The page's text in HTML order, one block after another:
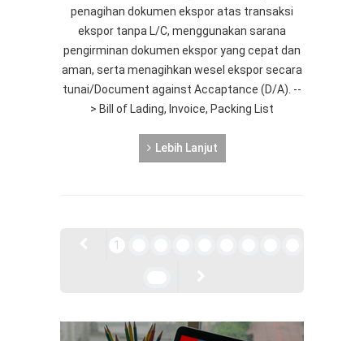
penagihan dokumen ekspor atas transaksi
ekspor tanpa L/C, menggunakan sarana
pengirminan dokumen ekspor yang cepat dan
aman, serta menagihkan wesel ekspor secara
tunai/Document against Accaptance (D/A). --
> Bill of Lading, Invoice, Packing List
Lebih Lanjut
1